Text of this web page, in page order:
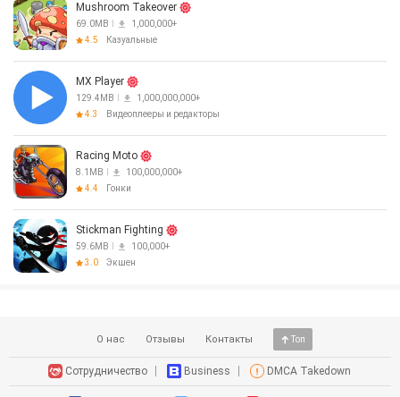
Mushroom Takeover
69.0MB
1,000,000+
4.5
Казуальные
MX Player
129.4MB
1,000,000,000+
4.3
Видеоплееры и редакторы
Racing Moto
8.1MB
100,000,000+
4.4
Гонки
Stickman Fighting
59.6MB
100,000+
3.0
Экшен
О нас Отзывы Контакты Топ
Сотрудничество Business DMCA Takedown